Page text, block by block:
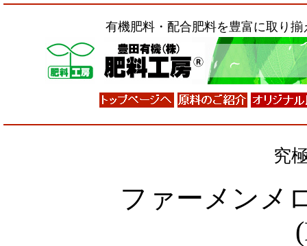
有機肥料・配合肥料を豊富に取り
究
ファーメンメ